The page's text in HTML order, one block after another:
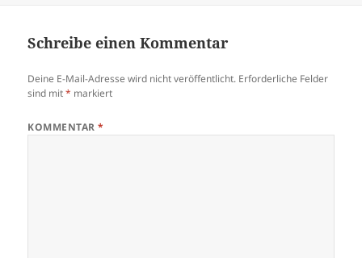
Schreibe einen Kommentar
Deine E-Mail-Adresse wird nicht veröffentlicht. Erforderliche Felder
sind mit* markiert
KOMMENTAR*